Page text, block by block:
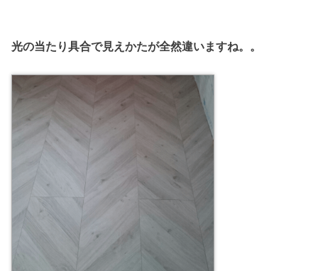
光の当たり具合で見えかたが全然違いますね。。